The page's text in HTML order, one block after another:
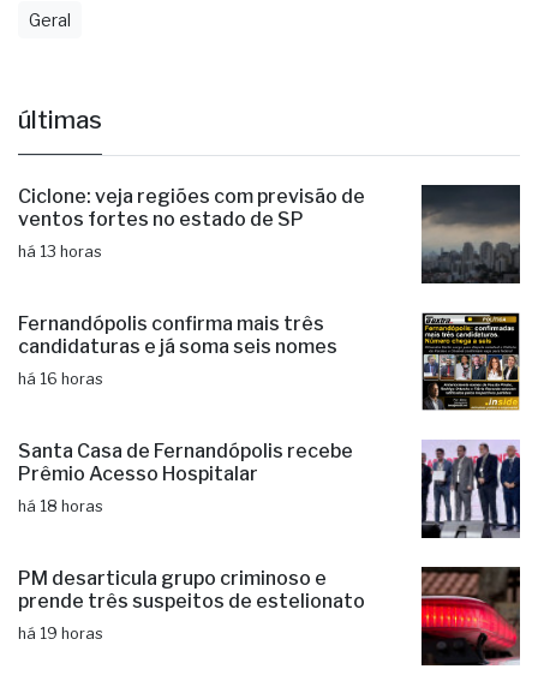
Geral
últimas
Ciclone: veja regiões com previsão de
ventos fortes no estado de SP
há 13 horas
Fernandópolis confirma mais três
candidaturas e já soma seis nomes
há 16 horas
Santa Casa de Fernandópolis recebe
Prêmio Acesso Hospitalar
há 18 horas
PM desarticula grupo criminoso e
prende três suspeitos de estelionato
há 19 horas